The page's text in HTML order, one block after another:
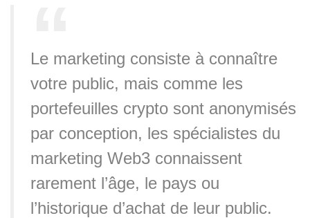
Le marketing consiste à connaître
votre public, mais comme les
portefeuilles crypto sont anonymisés
par conception, les spécialistes du
marketing Web3 connaissent
rarement l’âge, le pays ou
l’historique d’achat de leur public.